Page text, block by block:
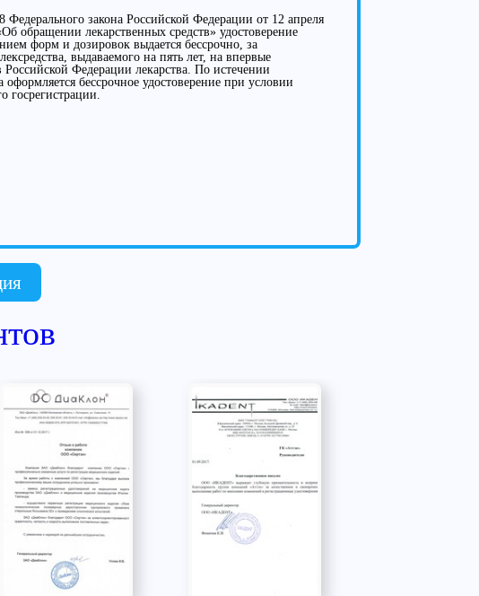
Федерального закона Российской Федерации от 12 апреля
обращении лекарственных средств» удостоверение
форм и дозировок выдается бессрочно, за
выдаваемого на пять лет, на впервые
Российской Федерации лекарства. По истечении
оформляется бессрочное удостоверение при условии
госрегистрации.